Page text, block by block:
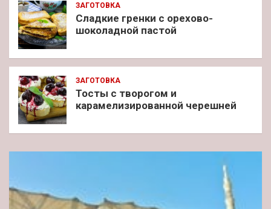
ЗАГОТОВКА
Сладкие гренки с орехово-
шоколадной пастой
ЗАГОТОВКА
Тосты с творогом и
карамелизированной черешней